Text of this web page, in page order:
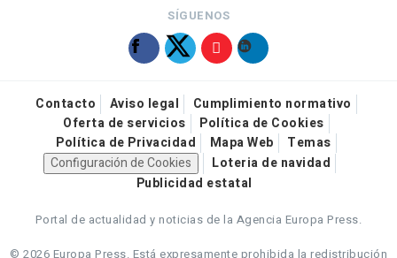
SÍGUENOS
Contacto Aviso legal
Cumplimiento normativo
Oferta de servicios
Política de Cookies
Política de Privacidad
Mapa Web
Temas
Configuración de Cookies
Loteria de navidad
Publicidad estatal
Portal de actualidad y noticias de la Agencia Europa Press.
© 2026 Europa Press. Está expresamente prohibida la redistribución